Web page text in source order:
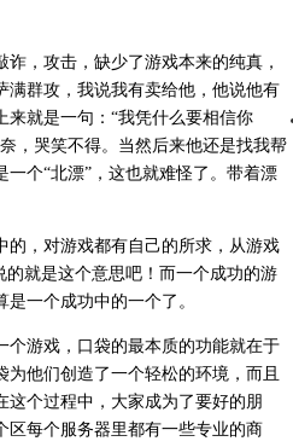
，攻击，缺少了游戏本来的纯真，
满群攻，我说我有卖给他，他说他有
就是一句：“我凭什么要相信你
，哭笑不得。当然后来他还是找我帮
个“北漂”，这也就难怪了。带着漂
，对游戏都有自己的所求，从游戏
就是这个意思吧！而一个成功的游
一个成功中的一个了。
游戏，口袋的最本质的功能就在于
他们创造了一个轻松的环境，而且
个过程中，大家成为了要好的朋
区每个服务器里都有一些专业的商